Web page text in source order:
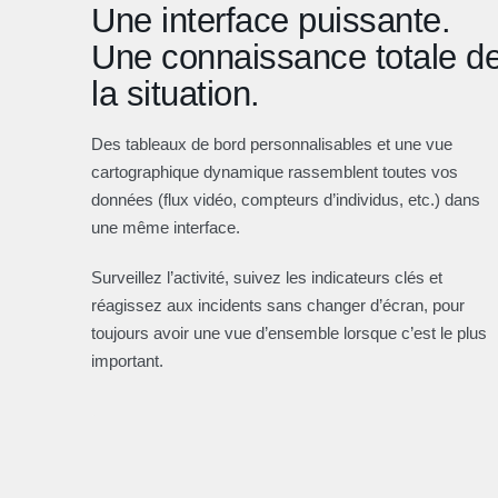
Une interface puissante.
Une connaissance totale
la situation.
Des tableaux de bord personnalisables et une vue
cartographique dynamique rassemblent toutes vos
données (flux vidéo, compteurs d’individus, etc.) dans
une même interface.
Surveillez l’activité, suivez les indicateurs clés et
réagissez aux incidents sans changer d’écran, pour
toujours avoir une vue d’ensemble lorsque c’est le plus
important.